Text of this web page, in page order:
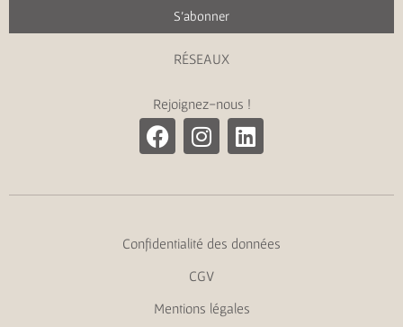
S'abonner
RÉSEAUX
Rejoignez-nous !
Confidentialité des données
CGV
Mentions légales